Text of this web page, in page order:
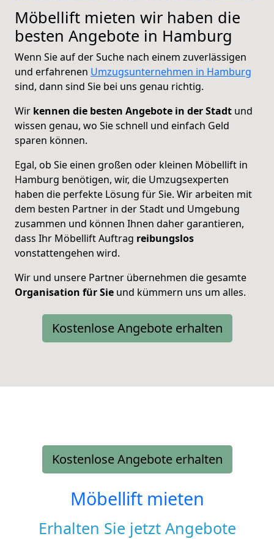
Möbellift mieten wir haben die
besten Angebote in Hamburg
Wenn Sie auf der Suche nach einem zuverlässigen
und erfahrenen Umzugsunternehmen in Hamburg
sind, dann sind Sie bei uns genau richtig.
Wir kennen die besten Angebote in der Stadt und
wissen genau, wo Sie schnell und einfach Geld
sparen können.
Egal, ob Sie einen großen oder kleinen Möbellift in
Hamburg benötigen, wir, die Umzugsexperten
haben die perfekte Lösung für Sie. Wir arbeiten mit
dem besten Partner in der Stadt und Umgebung
zusammen und können Ihnen daher garantieren,
dass Ihr Möbellift Auftrag reibungslos
vonstattengehen wird.
Wir und unsere Partner übernehmen die gesamte
Organisation für Sie und kümmern uns um alles.
Kostenlose Angebote erhalten
Kostenlose Angebote erhalten
Möbellift mieten
Erhalten Sie jetzt Angebote